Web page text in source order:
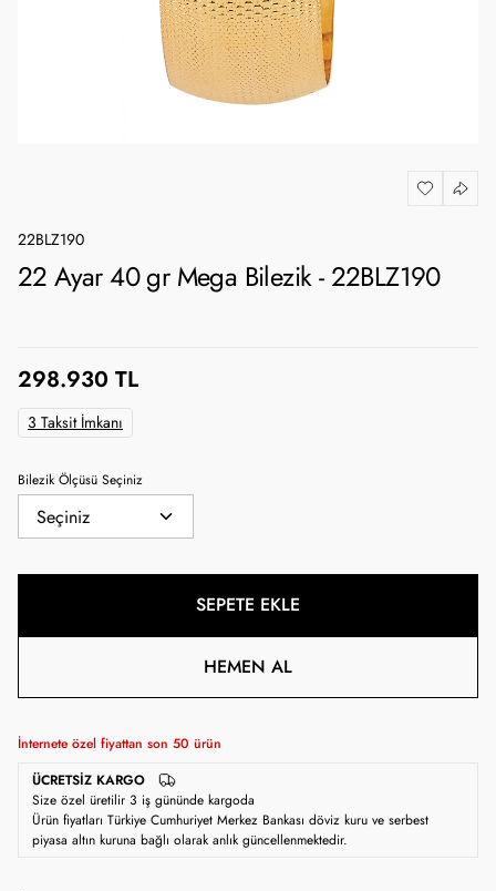
22BLZ190
22 Ayar 40 gr Mega Bilezik - 22BLZ190
298.930 TL
3 Taksit İmkanı
Bilezik Ölçüsü Seçiniz
SEPETE EKLE
HEMEN AL
İnternete özel fiyattan son 50 ürün
ÜCRETSIZ KARGO
Size özel üretilir 3 iş gününde kargoda
Ürün fiyatları Türkiye Cumhuriyet Merkez Bankası döviz kuru ve serbest
piyasa altın kuruna bağlı olarak anlık güncellenmektedir.